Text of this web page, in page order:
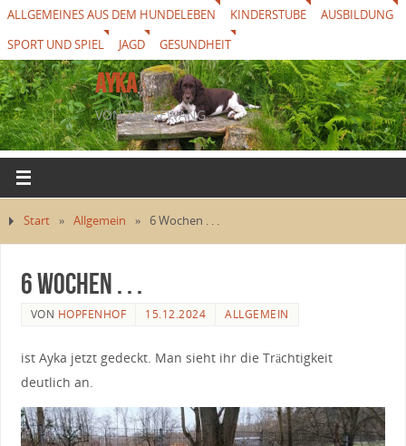
ALLGEMEINES AUS DEM HUNDELEBEN KINDERSTUBE
AUSBILDUNG
SPORT UND SPIEL
JAGD GESUNDHEIT
AYKA
VON THUREWANG
Start » Allgemein » 6 Wochen . . .
6 Wochen . . .
VON HOPFENHOF 15.12.2024 ALLGEMEIN
ist Ayka jetzt gedeckt. Man sieht ihr die Trächtigkeit
deutlich an.